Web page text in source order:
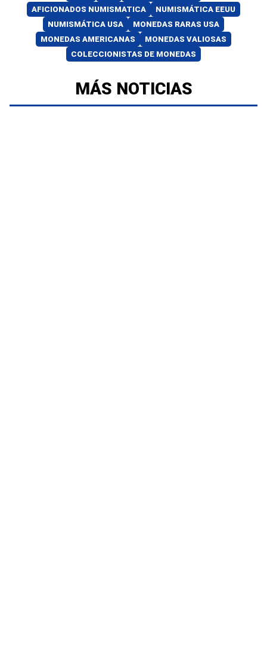
AFICIONADOS NUMISMATICA
NUMISMÁTICA EEUU
NUMISMÁTICA USA
MONEDAS RARAS USA
MONEDAS AMERICANAS
MONEDAS VALIOSAS
COLECCIONISTAS DE MONEDAS
MÁS NOTICIAS